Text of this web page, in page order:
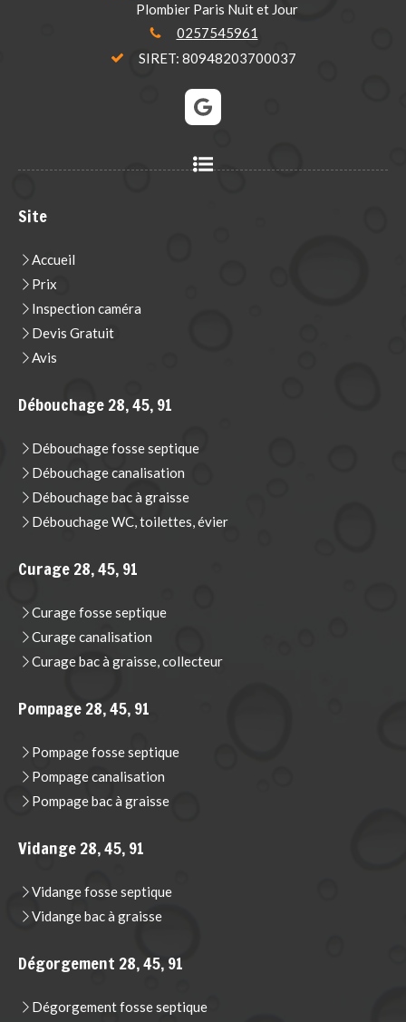
Plombier Paris Nuit et Jour
0257545961
SIRET: 80948203700037
Site
Accueil
Prix
Inspection caméra
Devis Gratuit
Avis
Débouchage 28, 45, 91
Débouchage fosse septique
Débouchage canalisation
Débouchage bac à graisse
Débouchage WC, toilettes, évier
Curage 28, 45, 91
Curage fosse septique
Curage canalisation
Curage bac à graisse, collecteur
Pompage 28, 45, 91
Pompage fosse septique
Pompage canalisation
Pompage bac à graisse
Vidange 28, 45, 91
Vidange fosse septique
Vidange bac à graisse
Dégorgement 28, 45, 91
Dégorgement fosse septique